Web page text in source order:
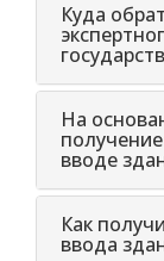
Куда
На
вводе
Как
ввода